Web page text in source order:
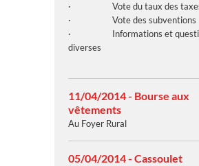
· Vote du taux des taxes
· Vote des subventions
· Informations et
diverses
11/04/2014 - Bourse aux
vêtements
Au Foyer Rural
05/04/2014 - Cassoulet